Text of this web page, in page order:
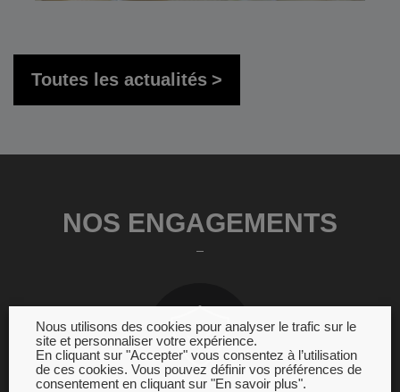
Toutes les actualités
NOS ENGAGEMENTS
Nous utilisons des cookies pour analyser le trafic sur le
site et personnaliser votre expérience.
En cliquant sur "Accepter" vous consentez à l’utilisation
de ces cookies. Vous pouvez définir vos préférences de
consentement en cliquant sur "En savoir plus".